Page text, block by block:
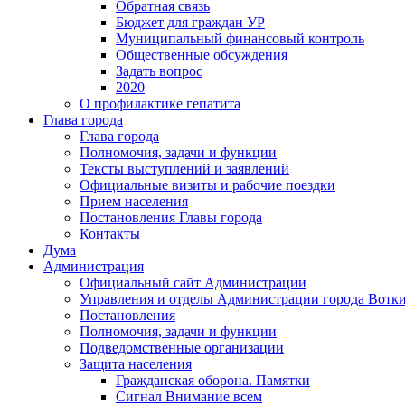
Обратная связь
Бюджет для граждан УР
Муниципальный финансовый контроль
Общественные обсуждения
Задать вопрос
2020
О профилактике гепатита
Глава города
Глава города
Полномочия, задачи и функции
Тексты выступлений и заявлений
Официальные визиты и рабочие поездки
Прием населения
Постановления Главы города
Контакты
Дума
Администрация
Официальный сайт Администрации
Управления и отделы Администрации города
Постановления
Полномочия, задачи и функции
Подведомственные организации
Защита населения
Гражданская оборона. Памятки
Сигнал Внимание всем